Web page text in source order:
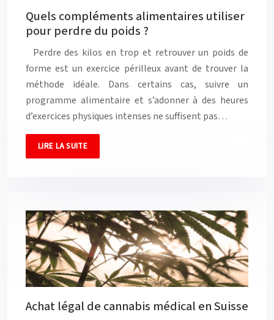
Quels compléments alimentaires utiliser
pour perdre du poids ?
Perdre des kilos en trop et retrouver un poids de
forme est un exercice périlleux avant de trouver la
méthode idéale. Dans certains cas, suivre un
programme alimentaire et s’adonner à des heures
d’exercices physiques intenses ne suffisent pas…
LIRE LA SUITE
Achat légal de cannabis médical en Suisse